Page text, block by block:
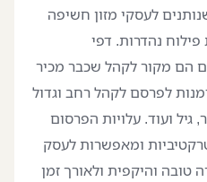
לעסקי מזון חשיפה
נהדרות. דפי
הם מקור לקהל שכבר מכיר
לפרסם לקהל רחב וגדול
גיל ועוד. עלויות הפרסום
ומאפשרות לעסק
טובה והיקפית ולאורך זמן